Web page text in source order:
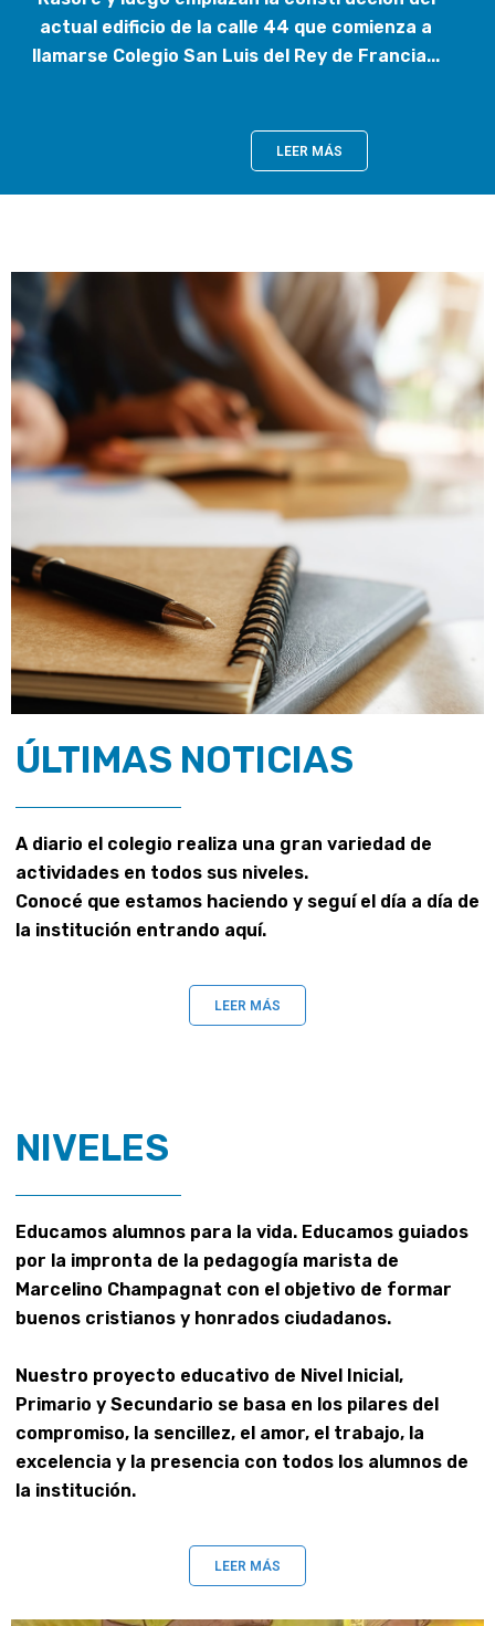
actual edificio de la calle 44 que comienza a
llamarse Colegio San Luis del Rey de Francia...
LEER MÁS
ÚLTIMAS NOTICIAS
A diario el colegio realiza una gran variedad de
actividades en todos sus niveles.
Conocé que estamos haciendo y seguí el día a día de
la institución entrando aquí.
LEER MÁS
NIVELES
Educamos alumnos para la vida. Educamos guiados
por la impronta de la pedagogía marista de
Marcelino Champagnat con el objetivo de formar
buenos cristianos y honrados ciudadanos.
Nuestro proyecto educativo de Nivel Inicial,
Primario y Secundario se basa en los pilares del
compromiso, la sencillez, el amor, el trabajo, la
excelencia y la presencia con todos los alumnos de
la institución.
LEER MÁS